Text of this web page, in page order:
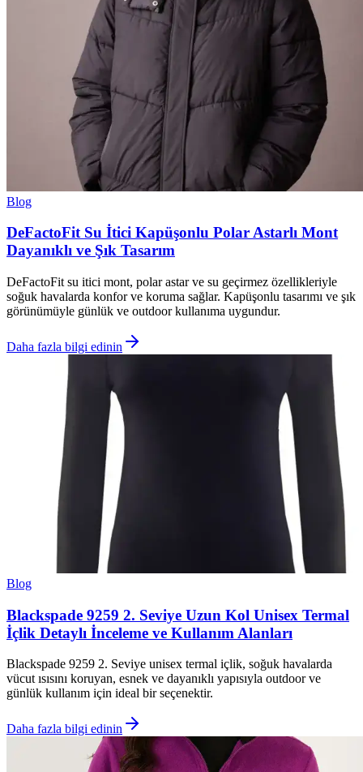
Blog
DeFactoFit Su İtici Kapüşonlu Polar Astarlı Mont
Dayanıklı ve Şık Tasarım
DeFactoFit su itici mont, polar astar ve su geçirmez özellikleriyle
soğuk havalarda konfor ve koruma sağlar. Kapüşonlu tasarımı ve şık
görünümüyle günlük ve outdoor kullanıma uygundur.
Daha fazla bilgi edinin
Blog
Blackspade 9259 2. Seviye Uzun Kol Unisex Termal
İçlik Detaylı İnceleme ve Kullanım Alanları
Blackspade 9259 2. Seviye unisex termal içlik, soğuk havalarda
vücut ısısını koruyan, esnek ve dayanıklı yapısıyla outdoor ve
günlük kullanım için ideal bir seçenektir.
Daha fazla bilgi edinin